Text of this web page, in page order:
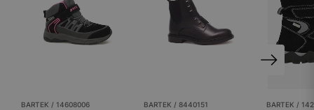
BARTEK / 14608006 BARTEK / 8440151 BARTEK /